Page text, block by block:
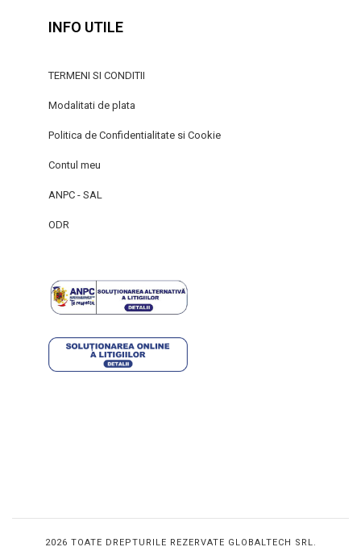
INFO UTILE
TERMENI SI CONDITII
Modalitati de plata
Politica de Confidentialitate si Cookie
Contul meu
ANPC - SAL
ODR
2026 TOATE DREPTURILE REZERVATE GLOBALTECH SRL.